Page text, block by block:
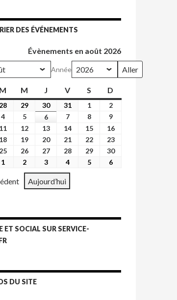
DES ÉVÉNEMENTS
Évènements en août 2026
Année
M mardi
M mercredi
J jeudiVvendredi
S samedi
D
28
juillet
2026
2929
juillet
2026
3030
juillet
2026
3131
juillet
2026
11
août
2026
22
août
2026
4
août
2026
55
août
2026
66
août
2026
77
août
2026
88
août
2026
99
août
2026
11
août
2026
1212
août
2026
1313
août
2026
1414
août
2026
1515
août
2026
1616
août
2026
18
août
1919
août
2020
août
2121
août
2222
août
2323
août
25 2626
2026
2727
2026
2828
2929
3030
1
septembre
2026
22
septembre
2026
33
septembre
2026
44
septembre
55
66
Aujourd’hui
ET SOCIAL SUR SERVICE-
DU SITE